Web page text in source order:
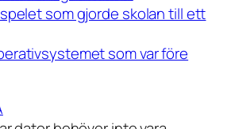
som gjorde skolan till ett
som var före